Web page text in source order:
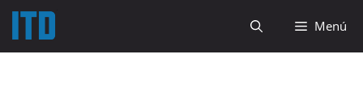
Saltar
contenido
Menú